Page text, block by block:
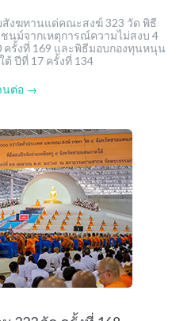
งฆทานแด่คณะสงฆ์ 323 วัด พิธี
ม์จากเหตุการณ์ความไม่สงบ 4
รั้งที่ 169 และพิธีมอบกองทุนหนุน
ต้ ปีที่ 17 ครั้งที่ 134
นต่อ →